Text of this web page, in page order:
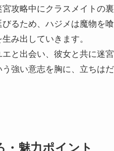
攻略中にクラスメイトの
るため、ハジメは魔物を
み出していきます。
と出会い、彼女と共に迷
強い意志を胸に、立ちは
・魅力ポイント